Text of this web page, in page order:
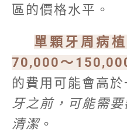
區的價格水平。
單顆牙周病
70,000～
的費用可能會高於
牙之前，可能需
清潔。